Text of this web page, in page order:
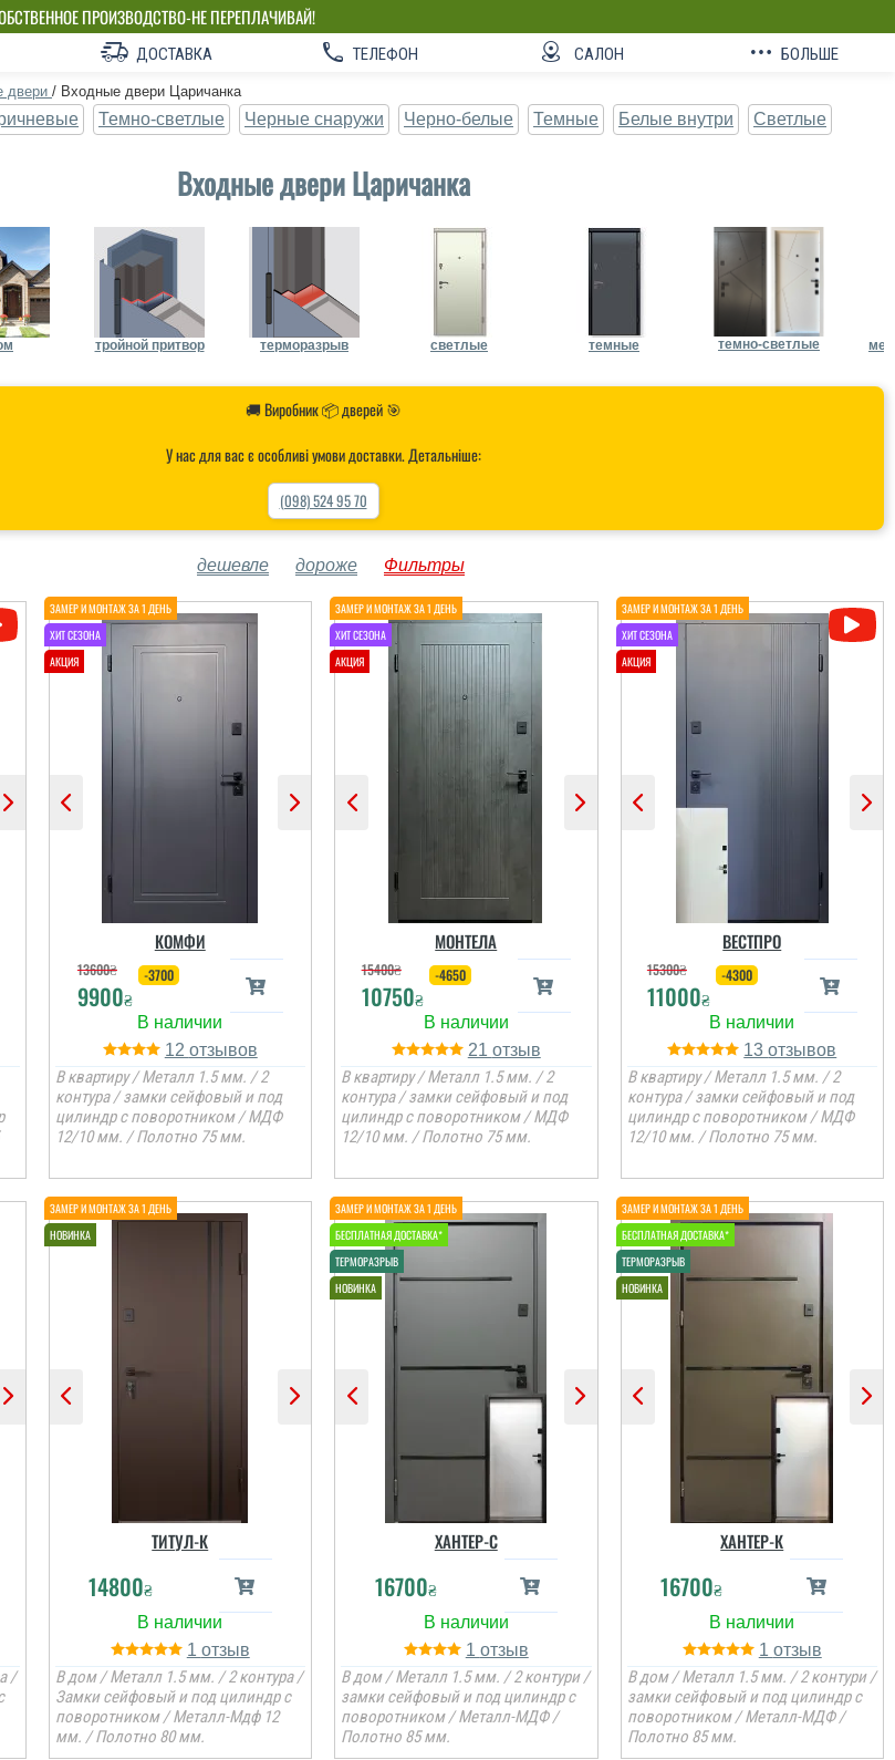
ПРОИЗВОДСТВО-НЕ ПЕРЕПЛАЧИВАЙ!
ДОСТАВКА ТЕЛЕФОН САЛОН БОЛЬШЕ
двери / Входные двери Царичанка
Темно-светлые Черные снаружи Черно-белые Темные Белые внутри Светлые
Входные двери Царичанка
тройной притвор терморазрыв светлые темные темно-светлые
🚚 Виробник 📦 дверей 🎯
У нас для вас є особливі умови доставки. Детальніше:
(098) 524 95 70
дешевле дороже Фильтры
КОМФИ
13600₴
9900₴
-3700
12
В квартиру / Металл 1.5 мм. / 2
контура / замки сейфовый и под
цилиндр с поворотником / МДФ
12/10 мм. / Полотно 75 мм.
МОНТЕЛА
15400₴
10750₴
-4650
21
В квартиру / Металл 1.5 мм. / 2
контура / замки сейфовый и под
цилиндр с поворотником / МДФ
12/10 мм. / Полотно 75 мм.
ВЕСТПРО
15300₴
11000₴
-4300
13
В квартиру / Металл 1.5 мм. / 2
контура / замки сейфовый и под
цилиндр с поворотником / МДФ
12/10 мм. / Полотно 75 мм.
/
ТИТУЛ-К
14800₴
1
В дом / Металл 1.5 мм. / 2 контура /
Замки сейфовый и под цилиндр с
поворотником / Металл-Мдф 12
мм. / Полотно 80 мм.
ХАНТЕР-С
16700₴
1
В дом / Металл 1.5 мм. / 2 контури /
замки сейфовый и под цилиндр с
поворотником / Металл-МДФ /
Полотно 85 мм.
ХАНТЕР-К
16700₴
1
В дом / Металл 1.5 мм. / 2 контури /
замки сейфовый и под цилиндр с
поворотником / Металл-МДФ /
Полотно 85 мм.